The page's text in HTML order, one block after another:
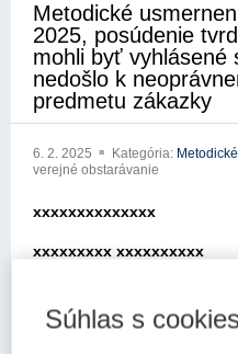
Metodické
2025, posúdenie
mohli byť vyhlásené
nedošlo k
predmetu zákazky
6. 2. 2025 Kategória:
verejné obstarávanie
xxxxxxxxxxxxxx
xxxxxxxxx xxxxxxxxxx
xxxxxxxxxxx xxxxxxxxxx
Súhlas s